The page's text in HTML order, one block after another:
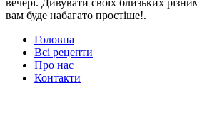
вечері. Дивувати своїх близьких
вам буде набагато простіше!.
Головна
Всі рецепти
Про нас
Контакти